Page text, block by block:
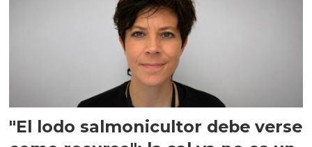
"El lodo salmonicultor debe verse